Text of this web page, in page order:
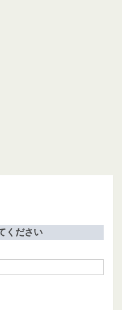
ください